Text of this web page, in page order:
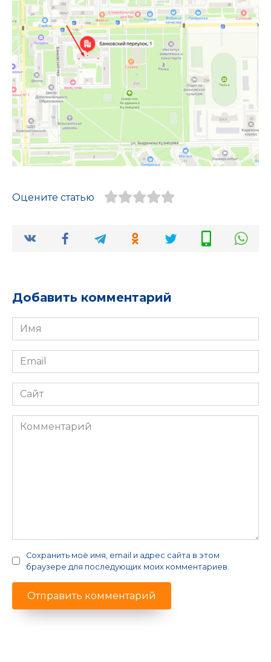
Оцените статью
Добавить комментарий
Имя
*
Email
*
Сайт
Комментарий
Сохранить моё имя, email и адрес сайта в этом
браузере для последующих моих комментариев.